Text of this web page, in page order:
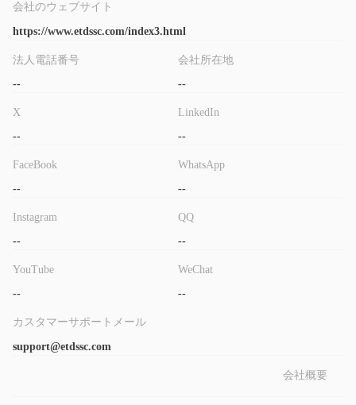
公式ウェブサイトの非活動
現在機能していないため、見込み客にとって重要な情報やサービ
スにアクセスすることが困難です。
ん。
のか詐欺なのか？
ETDSSC GLOBAL INTERNATIONAL LIMITEDは、規制の不足と
規制当局の監督がないことは、クライアントの資金の安全性やブ
ローカーの信頼性について疑問を投げかけます。さらに、公式ウ
ェブサイトの非活動により、ブローカーに関する重要な情報にア
取引商品
金属、原油、指数、仮想通貨など、さまざまな取引商品で取引を
会社のウェブサイト
https://www.etdssc.com/index3.html
法人電話番号
--
X
--
FaceBook
--
Instagram
--
YouTube
--
会社所在地
--
LinkedIn
--
WhatsApp
--
QQ
--
WeChat
--
カスタマーサポートメール
support@etdssc.com
会社概要